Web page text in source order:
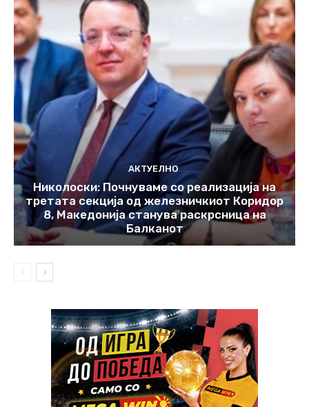
АКТУЕЛНО
Николоски: Почнуваме со реализација на
третата секција од железничкиот Коридор
8, Македонија станува раскрсница на
Балканот